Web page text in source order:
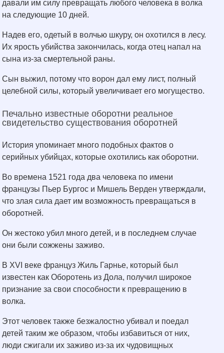
давали им силу превращать любого человека в волка
на следующие 10 дней.
Надев его, одетый в волчью шкуру, он охотился в лесу.
Их ярость убийства закончилась, когда отец напал на
сына из-за смертельной раны.
Сын выжил, потому что ворон дал ему лист, полный
целебной силы, который увеличивает его могущество.
Печально известные оборотни реальное
свидетельство существования оборотней
История упоминает много подобных фактов о
серийных убийцах, которые охотились как оборотни.
Во времена 1521 года два человека по имени
французы Пьер Бургос и Мишель Верден утверждали,
что злая сила дает им возможность превращаться в
оборотней.
Он жестоко убил много детей, и в последнем случае
они были сожжены заживо.
В XVI веке француз Жиль Гарнье, который был
известен как Оборотень из Дола, получил широкое
признание за свои способности к превращению в
волка.
Этот человек также безжалостно убивал и поедал
детей таким же образом, чтобы избавиться от них,
люди сжигали их заживо из-за их чудовищных